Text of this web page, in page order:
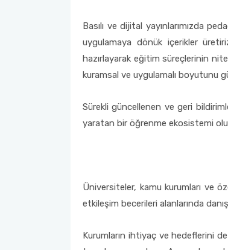
Basılı ve dijital yayınlarımızda
uygulamaya dönük içerikler
hazırlayarak eğitim süreçlerinin
kuramsal ve uygulamalı boyutunu
Sürekli güncellenen ve geri
yaratan bir öğrenme ekosistemi
Üniversiteler, kamu kurumları ve
etkileşim becerileri alanlarında
Kurumların ihtiyaç ve hedeflerini